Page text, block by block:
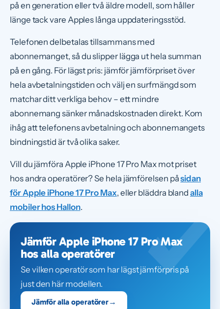
på en generation eller två äldre modell, som håller
länge tack vare Apples långa uppdateringsstöd.
Telefonen delbetalas tillsammans med
abonnemanget, så du slipper lägga ut hela summan
på en gång. För lägst pris: jämför jämförpriset över
hela avbetalningstiden och välj en surfmängd som
matchar ditt verkliga behov – ett mindre
abonnemang sänker månadskostnaden direkt. Kom
ihåg att telefonens avbetalning och abonnemangets
bindningstid är två olika saker.
Vill du jämföra Apple iPhone 17 Pro Max mot priset
hos andra operatörer? Se hela jämförelsen påsidan
för Apple iPhone 17 Pro Max, eller bläddra blandalla
mobiler hos Hallon.
Jämför Apple iPhone 17 Pro Max
hos alla operatörer
Se vilken operatör som har lägst jämförpris på
just den här modellen.
Jämför alla operatörer→